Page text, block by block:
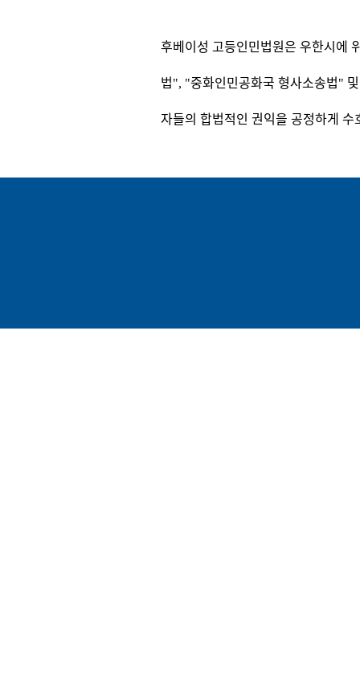
후베이성 고등인민법원은 우한시에
법", "중화인민공화국 형사소송법"
자들의 합법적인 권익을 공정하게 수